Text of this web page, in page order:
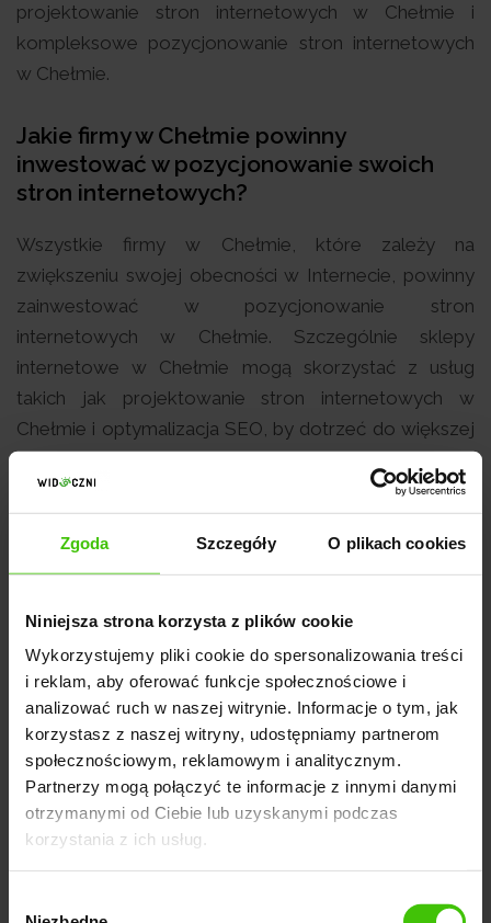
Zgoda Szczegóły O plikach cookies
Niniejsza strona korzysta z plików cookie
Wykorzystujemy pliki cookie do spersonalizowania treści
i reklam, aby oferować funkcje społecznościowe i
analizować ruch w naszej witrynie. Informacje o tym, jak
korzystasz z naszej witryny, udostępniamy partnerom
społecznościowym, reklamowym i analitycznym.
Partnerzy mogą połączyć te informacje z innymi danymi
otrzymanymi od Ciebie lub uzyskanymi podczas
korzystania z ich usług.
projektowanie stron internetowych w Chełmie i
kompleksowe pozycjonowanie stron internetowych
w Chełmie.
Jakie firmy w Chełmie powinny
inwestować w pozycjonowanie swoich
stron internetowych?
Wszystkie firmy w Chełmie, które zależy na
zwiększeniu swojej obecności w Internecie, powinny
zainwestować w pozycjonowanie stron
internetowych w Chełmie. Szczególnie sklepy
internetowe w Chełmie mogą skorzystać z usług
takich jak projektowanie stron internetowych w
Chełmie i optymalizacja SEO, by dotrzeć do większej
Dlaczego pozycjonowanie strony jest
kluczowe? Popraw swoją widoczność w
Chełmie.
Pozycjonowanie stron w Chełmie jest kluczowe,
ponieważ poprawia widoczność w Google. Dzięki
skutecznej optymalizacji SEO i odpowiedniej
strukturze strony, Twoja firma z Chełma może
uzyskać wyższe pozycje w wynikach wyszukiwania,
co przekłada się na większy ruch na stronie i nowych
klientów. Sklepy internetowe w Chełmie szczególnie
skorzystają z tego rodzaju działań, by wyróżniać się
na tle konkurencji.